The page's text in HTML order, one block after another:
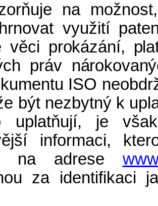
na
využití
věci prokázání,
práv
ISO
být nezbytný k
uplatňují, je
informaci,
na adrese
za identifikaci